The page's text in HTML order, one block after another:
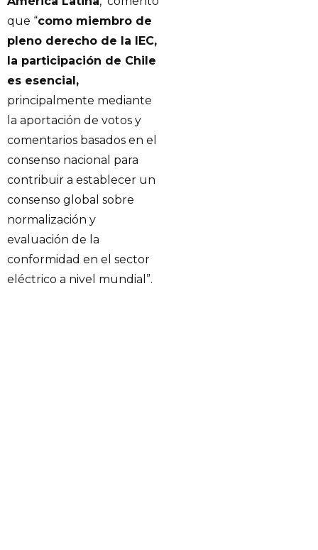
que “como miembro de
pleno derecho de la IEC,
la participación de Chile
es esencial,
principalmente mediante
la aportación de votos y
comentarios basados ​​en el
consenso nacional para
contribuir a establecer un
consenso global sobre
normalización y
evaluación de la
conformidad en el sector
eléctrico a nivel mundial”.